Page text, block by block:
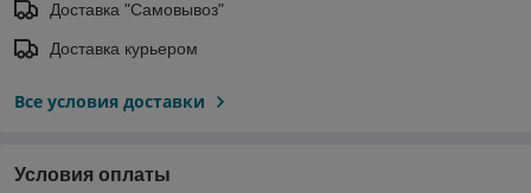
Доставка "Самовывоз"
Доставка курьером
Все условия доставки
Условия оплаты